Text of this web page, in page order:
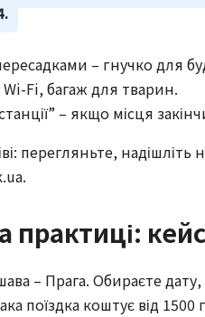
– гнучко для
Wi-Fi, багаж для тварин.
– якщо місця
перегляньте,
– Прага. Обираєте
поїздка коштує від